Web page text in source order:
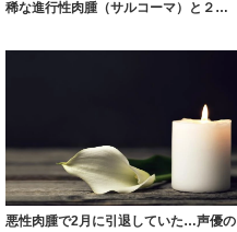
稀な進行性肉腫（サルコーマ）と２カ
悪性肉腫で2月に引退していた…声優の